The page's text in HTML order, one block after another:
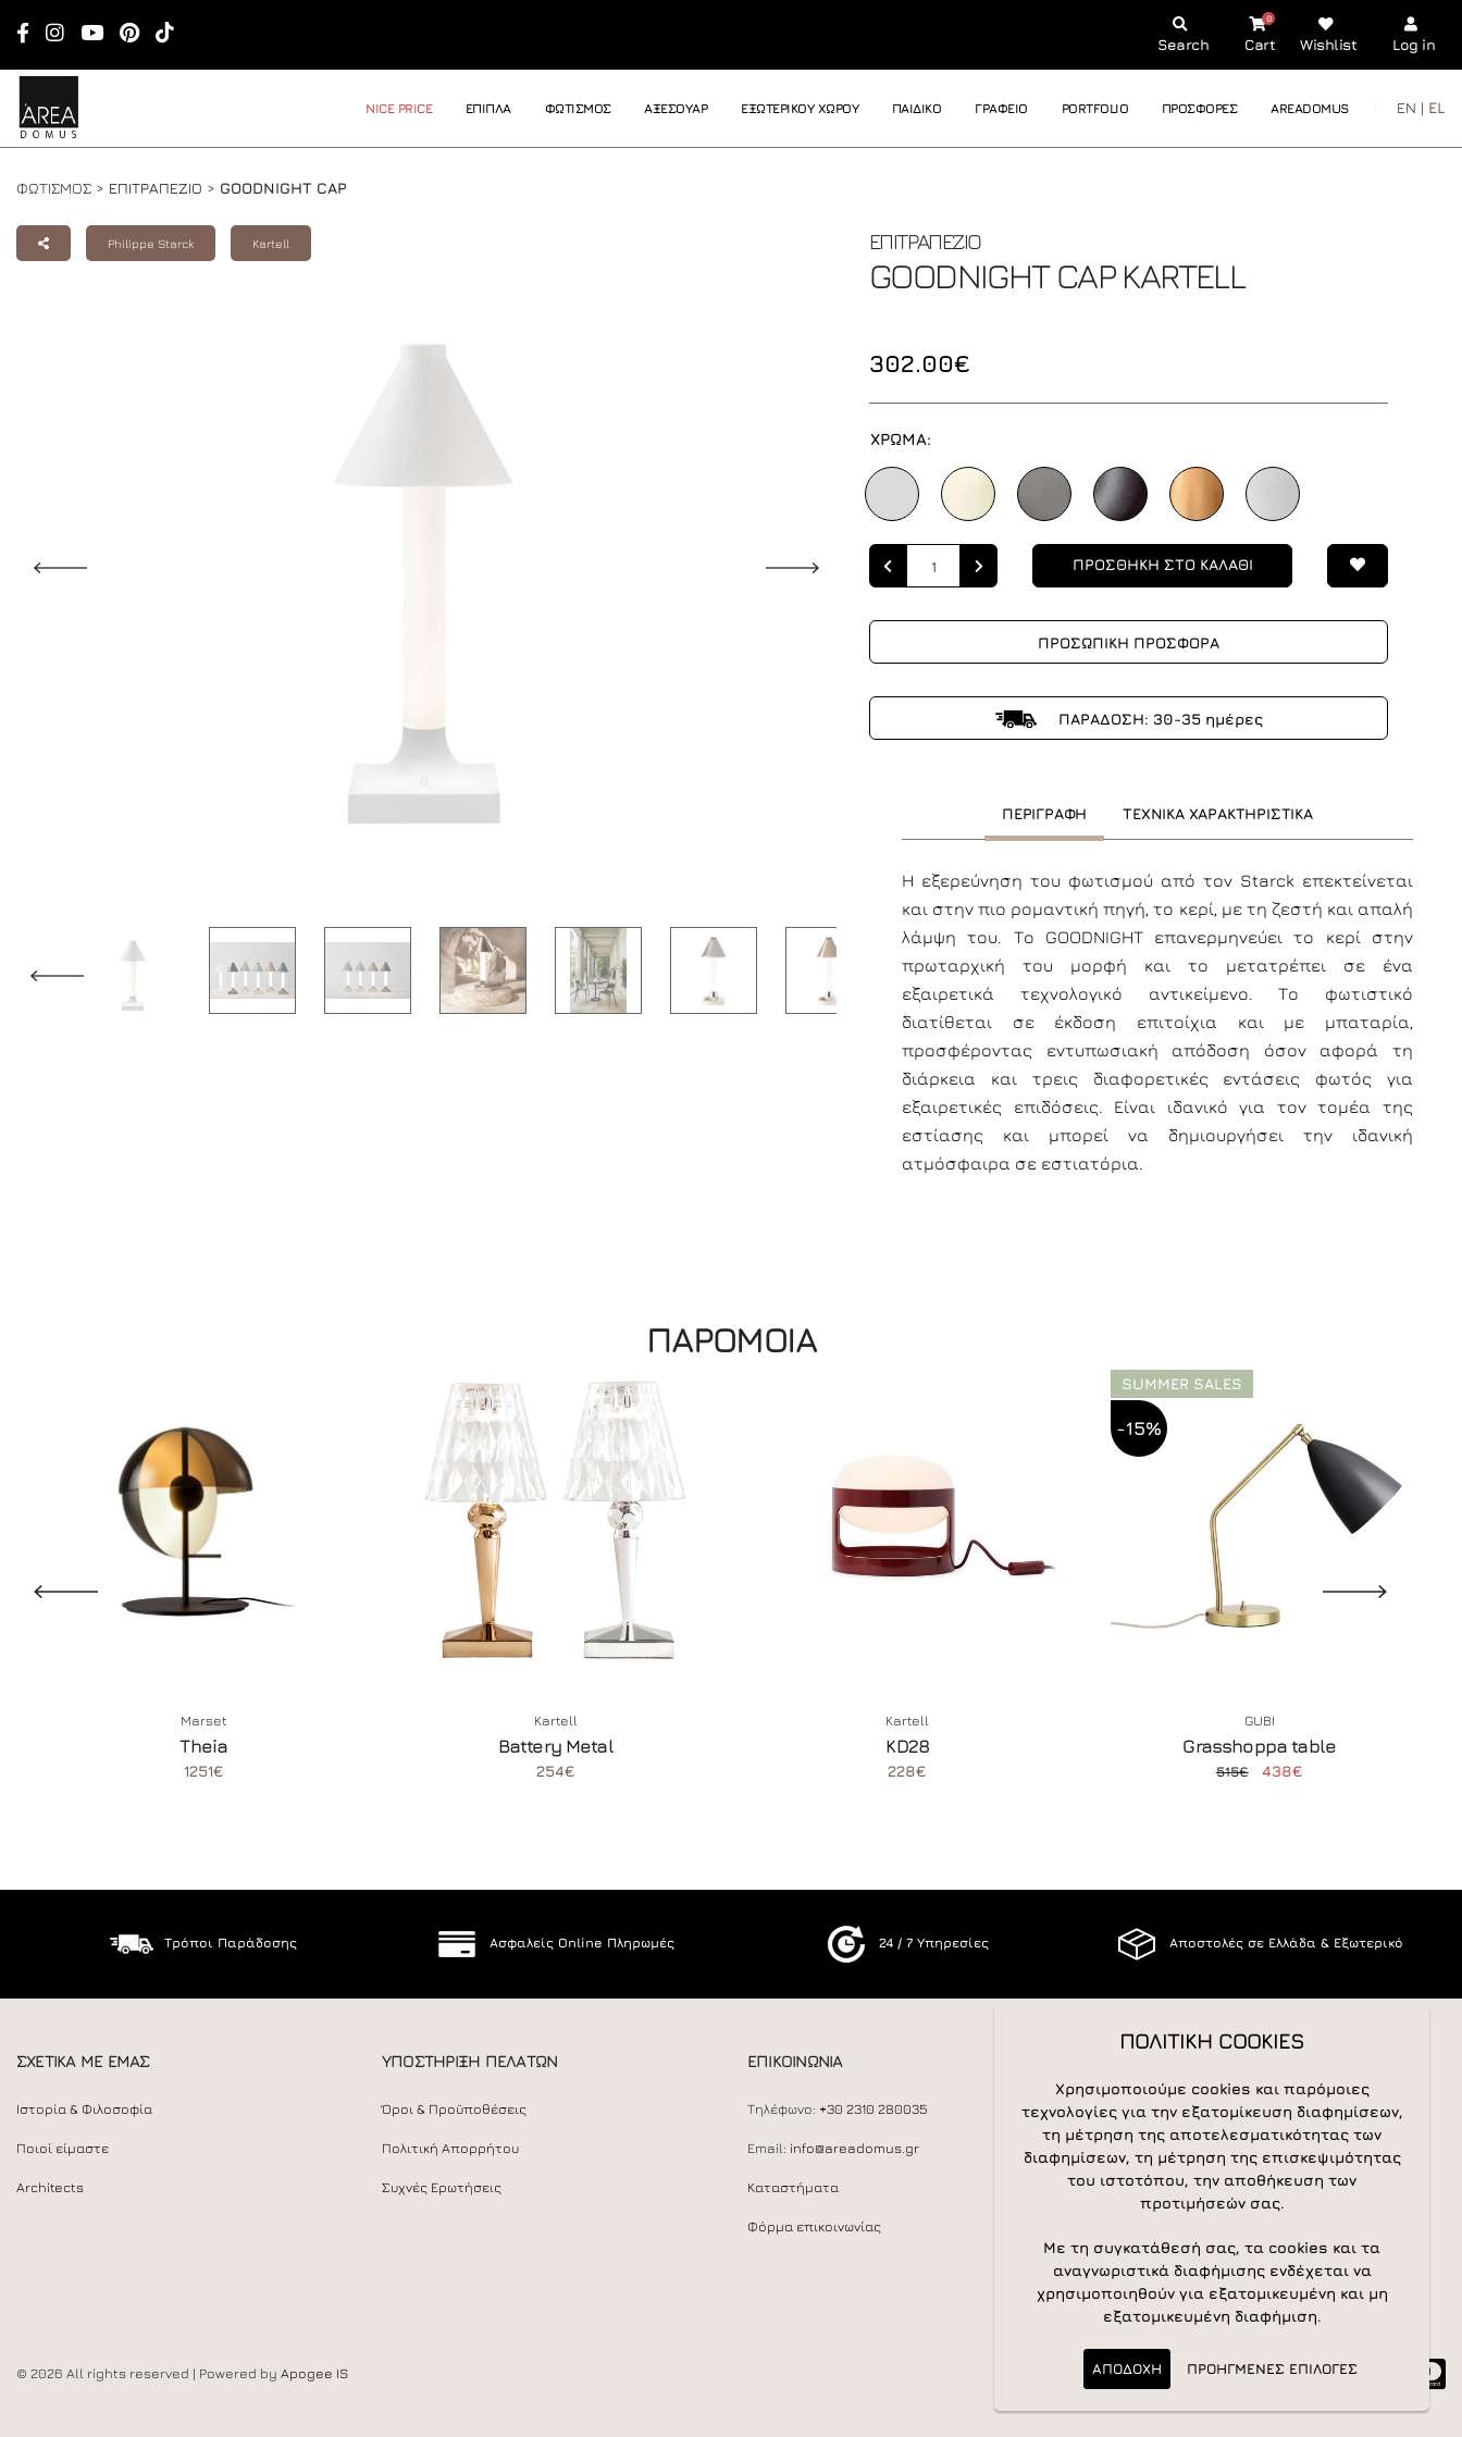
Search Cart
0
Wishlist Log in
NICE PRICE ΕΠΙΠΛΑ ΦΩΤΙΣΜΟΣ ΑΞΕΣΟΥΑΡ ΕΞΩΤΕΡΙΚΟΥ ΧΩΡΟΥ ΠΑΙΔΙΚΟ ΓΡΑΦΕΙΟ PORTFOLIO ΠΡΟΣΦΟΡΕΣ AREADOMUS EN | EL
ΦΩΤΙΣΜΟΣ > ΕΠΙΤΡΑΠΕΖΙΟ > GOODNIGHT CAP
Philippe Starck Kartell ΕΠΙΤΡΑΠΕΖΙΟ
GOODNIGHT CAP KARTELL
302.00€
ΧΡΩΜΑ:
ΠΡΟΣΘΗΚΗ ΣΤΟ ΚΑΛΑΘΙ
ΠΡΟΣΩΠΙΚΗ ΠΡΟΣΦΟΡΑ
ΠΑΡΑΔΟΣΗ: 30-35 ημέρες
ΠΕΡΙΓΡΑΦΗ ΤΕΧΝΙΚΑ ΧΑΡΑΚΤΗΡΙΣΤΙΚΑ
Η εξερεύνηση του φωτισμού από τον Starck επεκτείνεται
και στην πιο ρομαντική πηγή, το κερί, με τη ζεστή και απαλή
λάμψη του. Το GOODNIGHT επανερμηνεύει το κερί στην
πρωταρχική του μορφή και το μετατρέπει σε ένα
εξαιρετικά τεχνολογικό αντικείμενο. Το φωτιστικό
διατίθεται σε έκδοση επιτοίχια και με μπαταρία,
προσφέροντας εντυπωσιακή απόδοση όσον αφορά τη
διάρκεια και τρεις διαφορετικές εντάσεις φωτός για
εξαιρετικές επιδόσεις. Είναι ιδανικό για τον τομέα της
εστίασης και μπορεί να δημιουργήσει την ιδανική
ατμόσφαιρα σε εστιατόρια.
ΠΑΡΟΜΟΙΑ
Marset
Theia
1251€
Kartell
Battery Metal
254€
Kartell
KD28
228€
SUMMER SALES
-15%
GUBI
Grasshoppa table
515€ 438€
Τρόποι Παράδοσης Ασφαλείς Online Πληρωμές 24 / 7 Υπηρεσίες Αποστολές σε Ελλάδα & Εξωτερικό
ΣΧΕΤΙΚΑ ΜΕ ΕΜΑΣ
Ιστορία & Φιλοσοφία
Ποιοί είμαστε
Architects
ΥΠΟΣΤΗΡΙΞΗ ΠΕΛΑΤΩΝ
Όροι & Προϋποθέσεις
Πολιτική Απορρήτου
Συχνές Ερωτήσεις
ΕΠΙΚΟΙΝΩΝΙΑ
Τηλέφωνο: +30 2310 280035
Email: info@areadomus.gr
Καταστήματα
Φόρμα επικοινωνίας
NEWSLETTER
Newsletter
© 2026 All rights reserved | Powered by Apogee IS
ΠΟΛΙΤΙΚΗ COOKIES
Χρησιμοποιούμε cookies και παρόμοιες
τεχνολογίες για την εξατομίκευση διαφημίσεων,
τη μέτρηση της αποτελεσματικότητας των
διαφημίσεων, τη μέτρηση της επισκεψιμότητας
του ιστοτόπου, την αποθήκευση των
προτιμήσεών σας.
Με τη συγκατάθεσή σας, τα cookies και τα
αναγνωριστικά διαφήμισης ενδέχεται να
χρησιμοποιηθούν για εξατομικευμένη και μη
εξατομικευμένη διαφήμιση.
ΑΠΟΔΟΧΗ ΠΡΟΗΓΜΕΝΕΣ ΕΠΙΛΟΓΕΣ